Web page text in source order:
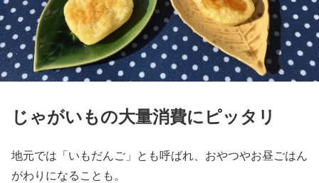
じゃがいもの大量消費にピッタリ
地元では「いもだんご」とも呼ばれ、おやつやお昼ごはん
がわりになることも。